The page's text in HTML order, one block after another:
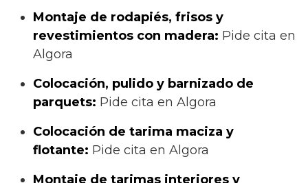
Montaje de rodapiés, frisos y
revestimientos con madera: Pide cita en
Algora
Colocación, pulido y barnizado de
parquets: Pide cita en Algora
Colocación de tarima maciza y
flotante: Pide cita en Algora
Montaje de tarimas interiores y